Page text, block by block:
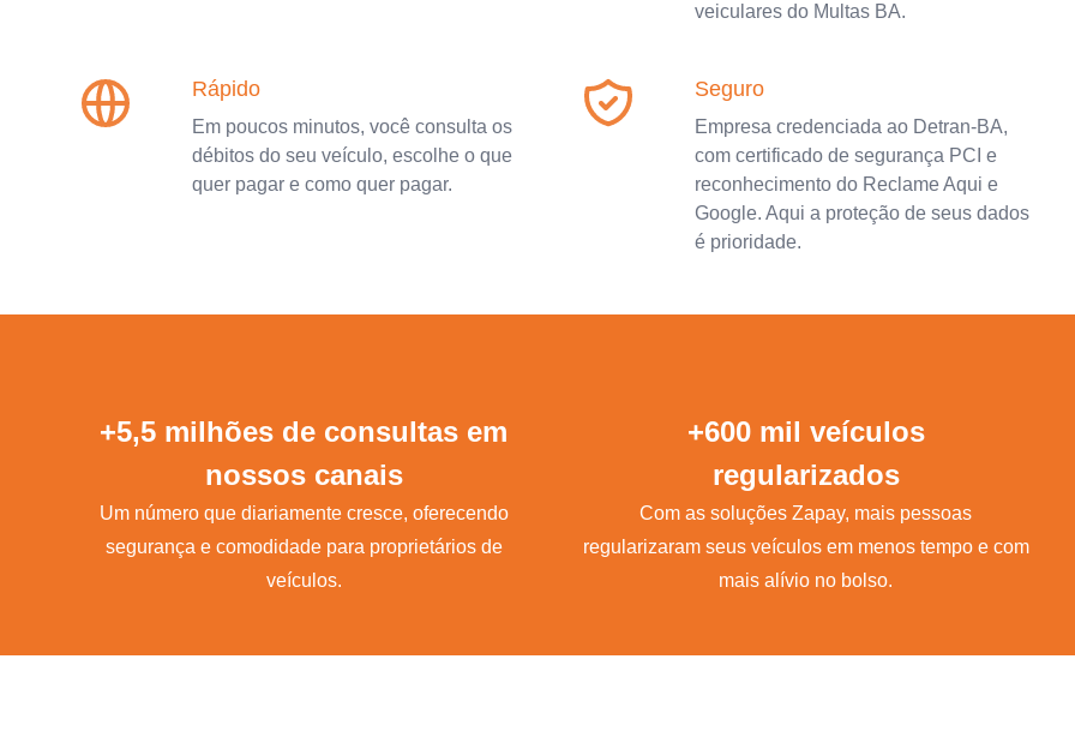
veiculares do Multas BA.
Rápido
Em poucos minutos, você consulta os
débitos do seu veículo, escolhe o que
quer pagar e como quer pagar.
Seguro
Empresa credenciada ao Detran-BA,
com certificado de segurança PCI e
reconhecimento do Reclame Aqui e
Google. Aqui a proteção de seus dados
é prioridade.
+5,5 milhões de consultas em
nossos canais
Um número que diariamente cresce, oferecendo
segurança e comodidade para proprietários de
veículos.
+600 mil veículos
regularizados
Com as soluções Zapay, mais pessoas
regularizaram seus veículos em menos tempo e com
mais alívio no bolso.